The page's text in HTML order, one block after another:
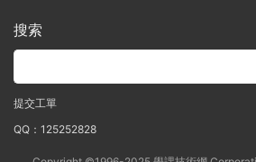
搜索
提交工單
QQ：125252828